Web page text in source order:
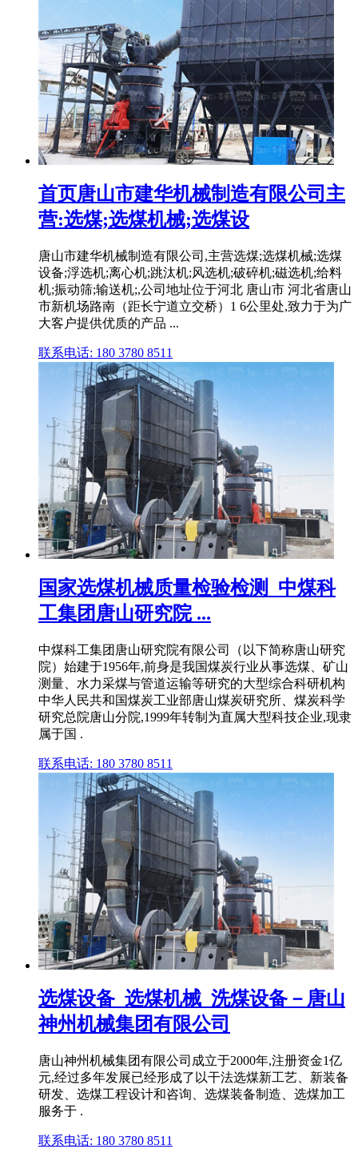
首页唐山市建华机械制造有限公司主
营:选煤;选煤机械;选煤设
唐山市建华机械制造有限公司,主营选煤;选煤机械;选煤
设备;浮选机;离心机;跳汰机;风选机;破碎机;磁选机;给料
机;振动筛;输送机;,公司地址位于河北 唐山市 河北省唐山
市新机场路南（距长宁道立交桥）1 6公里处,致力于为广
大客户提供优质的产品 ...
联系电话: 180 3780 8511
国家选煤机械质量检验检测_中煤科
工集团唐山研究院 ...
中煤科工集团唐山研究院有限公司（以下简称唐山研究
院）始建于1956年,前身是我国煤炭行业从事选煤、矿山
测量、水力采煤与管道运输等研究的大型综合科研机构
中华人民共和国煤炭工业部唐山煤炭研究所、煤炭科学
研究总院唐山分院,1999年转制为直属大型科技企业,现隶
属于国 .
联系电话: 180 3780 8511
选煤设备_选煤机械_洗煤设备－唐山
神州机械集团有限公司
唐山神州机械集团有限公司成立于2000年,注册资金1亿
元,经过多年发展已经形成了以干法选煤新工艺、新装备
研发、选煤工程设计和咨询、选煤装备制造、选煤加工
服务于 .
联系电话: 180 3780 8511